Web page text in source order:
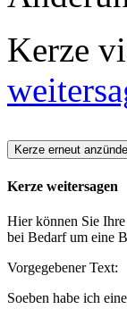
Kerze
Kerze weitersagen
Hier können Sie
bei Bedarf um eine
Vorgegebener Text:
Soeben habe ich